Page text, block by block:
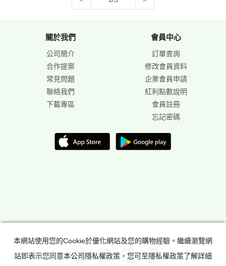
關於我們
公司簡介
合作提案
常見問題
聯絡我們
下載專區
會員中心
訂單查詢
修改會員資料
企業會員申請
紅利點數說明
會員註冊
忘記密碼
本網站使用您的Cookie於優化網站及您的購物經驗。繼續瀏覽網
站即表示您同意本公司隱私權政策，您可至隱私權政策了解詳細